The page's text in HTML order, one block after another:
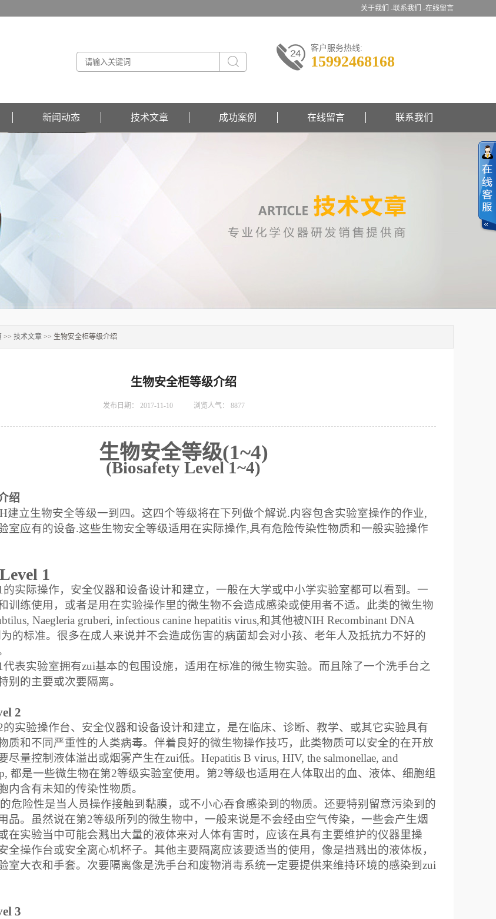
关于我们 -联系我们 -在线留言
客户服务热线:
15992468168
新闻动态 技术文章 成功案例 在线留言 联系我们
>> 技术文章 >> 生物安全柜等级介绍
生物安全柜等级介绍
发布日期： 2017-11-10 浏览人气： 8877
生物安全等级(1~4)
(Biosafety Level 1~4)
绍
建立生物安全等级一到四。这四个等级将在下列做个解说.内容包含实验室操作的作业,
室应有的设备.这些生物安全等级适用在实际操作,具有危险传染性物质和一般实验操作
1
的实际操作，安全仪器和设备设计和建立，一般在大学或中小学实验室都可以看到。一
训练使用，或者是用在实验操作里的微生物不会造成感染或使用者不适。此类的微生物
Naegleria gruberi, infectious canine hepatitis virus,和其他被NIH Recombinant DNA
的标准。很多在成人来说并不会造成伤害的病菌却会对小孩、老年人及抵抗力不好的
代表实验室拥有zui基本的包围设施，适用在标准的微生物实验。而且除了一个洗手台之
别的主要或次要隔离。
2
的实验操作台、安全仪器和设备设计和建立，是在临床、诊断、教学、或其它实验具有
质和不同严重性的人类病毒。伴着良好的微生物操作技巧，此类物质可以安全的在开放
尽量控制液体溢出或烟雾产生在zui低。 Hepatitis B virus, HIV, the salmonellae, and
都是一些微生物在第2等级实验室使用。第2等级也适用在人体取出的血、液体、细胞组
内含有未知的传染性物质。
危险性是当人员操作接触到黏膜，或不小心吞食感染到的物质。还要特别留意污染到的
品。虽然说在第2等级所列的微生物中，一般来说是不会经由空气传染，一些会产生烟
在实验当中可能会溅出大量的液体来对人体有害时，应该在具有主要维护的仪器里操
全操作台或安全离心机杯子。其他主要隔离应该要适当的使用，像是挡溅出的液体板，
室大衣和手套。次要隔离像是洗手台和废物消毒系统一定要提供来维持环境的感染到zui
3